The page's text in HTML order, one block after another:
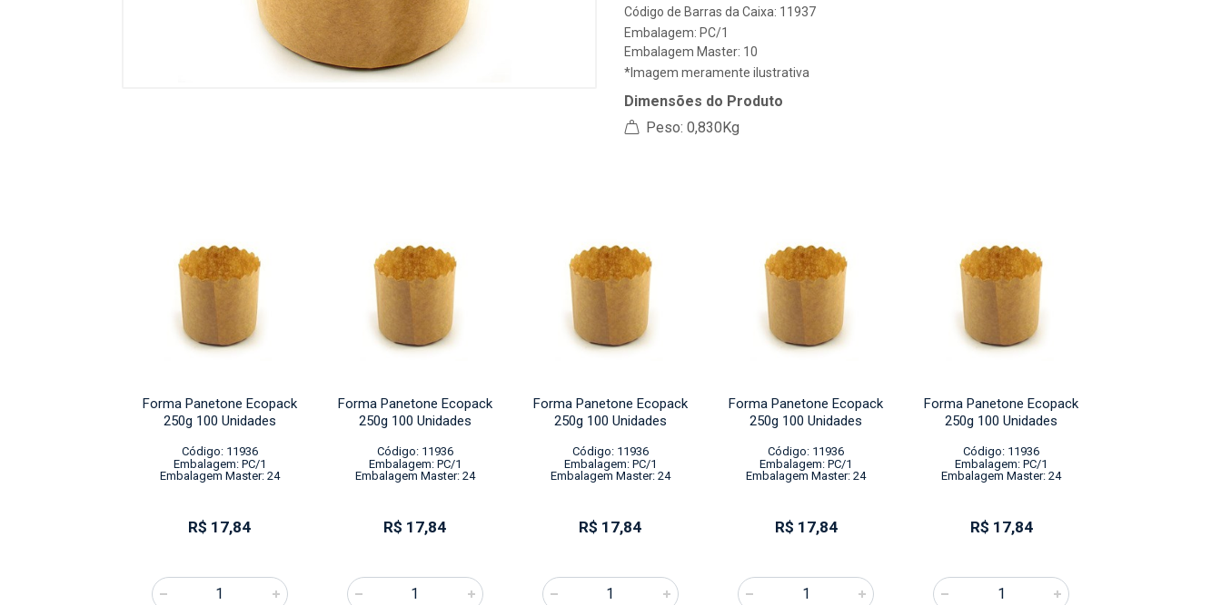
Código de Barras da Caixa: 11937
Embalagem: PC/1
Embalagem Master: 10
*Imagem meramente ilustrativa
Dimensões do Produto
Peso: 0,830Kg
Forma Panetone Ecopack
250g 100 Unidades
Código: 11936
Embalagem: PC/1
Embalagem Master: 24
R$ 17,84
Forma Panetone Ecopack
250g 100 Unidades
Código: 11936
Embalagem: PC/1
Embalagem Master: 24
R$ 17,84
Forma Panetone Ecopack
250g 100 Unidades
Código: 11936
Embalagem: PC/1
Embalagem Master: 24
R$ 17,84
Forma Panetone Ecopack
250g 100 Unidades
Código: 11936
Embalagem: PC/1
Embalagem Master: 24
R$ 17,84
Forma Panetone Ecopack
250g 100 Unidades
Código: 11936
Embalagem: PC/1
Embalagem Master: 24
R$ 17,84